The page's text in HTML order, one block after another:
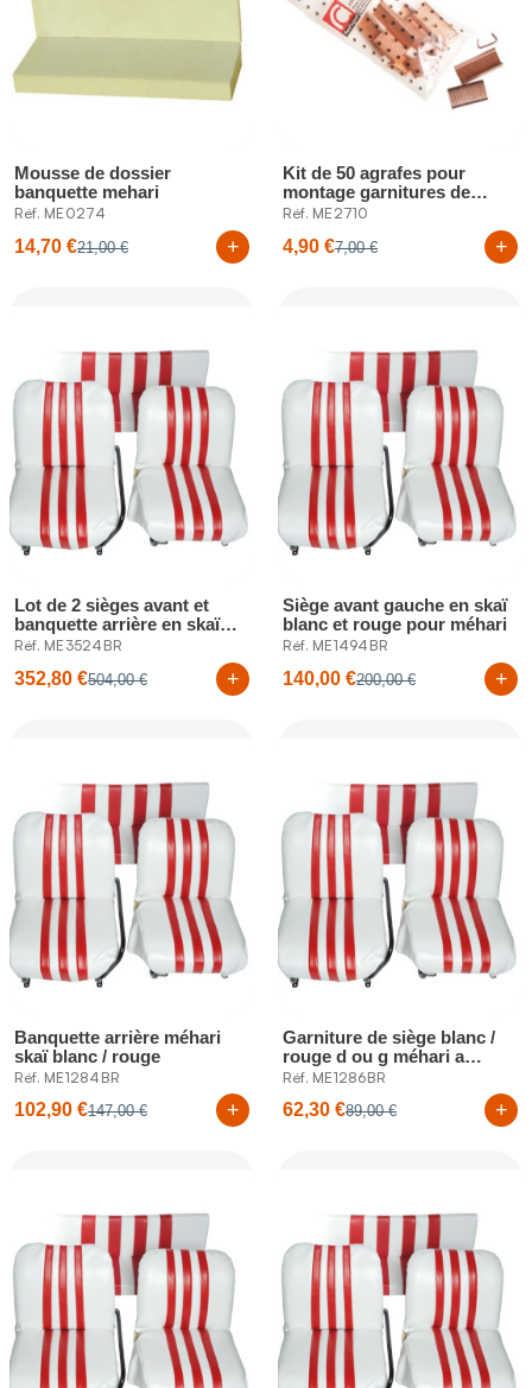
Mousse de dossier
banquette mehari
Réf. ME0274
14,70 €21,00 € +
Kit de 50 agrafes pour
montage garnitures de
siège
Réf. ME2710
4,90 €7,00 € +
Lot de 2 sièges avant et
banquette arrière en skaï
blanc...
Réf. ME3524BR
352,80 €504,00 € +
Siège avant gauche en skaï
blanc et rouge pour méhari
Réf. ME1494BR
140,00 €200,00 € +
Banquette arrière méhari
skaï blanc / rouge
Réf. ME1284BR
102,90 €147,00 € +
Garniture de siège blanc /
rouge d ou g méhari a
l'unité.
Réf. ME1286BR
62,30 €89,00 € +